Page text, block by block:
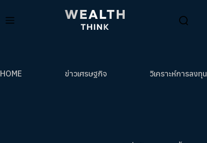
HOME ข่าวเศรษฐกิจ วิเคราะห์การลงทุน